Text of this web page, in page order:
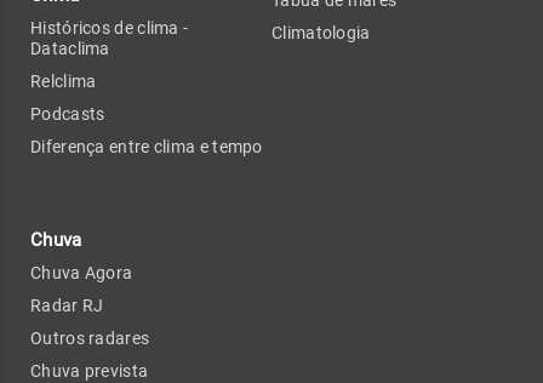
Históricos de clima -
Dataclima
Relclima
Podcasts
Diferença entre clima e tempo
Chuva
Chuva Agora
Radar RJ
Outros radares
Chuva prevista
Climatologia